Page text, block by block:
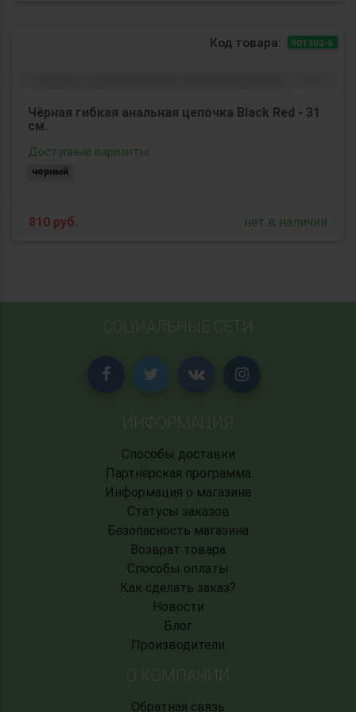
Код товара: 901302-5
Чёрная гибкая анальная цепочка Black Red - 31
см.
Доступные варианты:
черный
810 руб. нет в наличии
СОЦИАЛЬНЫЕ СЕТИ
ИНФОРМАЦИЯ
Способы доставки
Партнёрская программа
Информация о магазине
Статусы заказов
Безопасность магазина
Возврат товара
Способы оплаты
Как сделать заказ?
Новости
Блог
Производители
О КОМПАНИИ
Обратная связь